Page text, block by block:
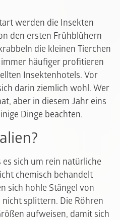
werden die Insekten
den ersten Frühblühern
die kleinen Tierchen
häufiger profitieren
Insektenhotels. Vor
darin ziemlich wohl. Wer
aber in diesem Jahr eins
Dinge beachten.
sich um rein natürliche
chemisch behandelt
sich hohle Stängel von
nicht splittern. Die Röhren
aufweisen, damit sich